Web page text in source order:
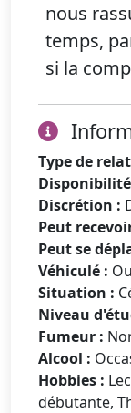
nous
temps,
si la
Type de
Discrétion :
Peut
Peut se
Véhiculé :
Situation :
Niveau
Fumeur :
Alcool :
Hobbies :
débutante,